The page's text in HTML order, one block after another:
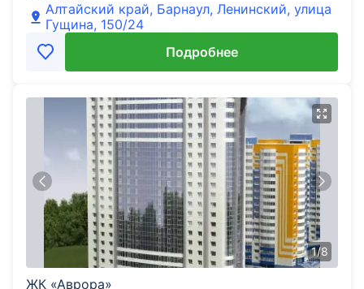
Алтайский край, Барнаул, Ленинский, улица
Гущина, 150/24
Подробнее
1/8
ЖК «Аврора»